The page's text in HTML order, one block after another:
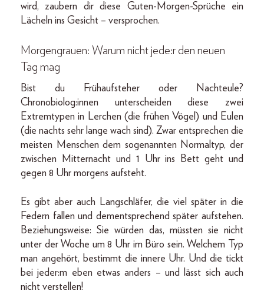
wird, zaubern dir diese Guten-Morgen-Sprüche ein
Lächeln ins Gesicht – versprochen.
Morgengrauen: Warum nicht jede:r den neuen
Tag mag
Bist du Frühaufsteher oder Nachteule?
Chronobiolog:innen unterscheiden diese zwei
Extremtypen in Lerchen (die frühen Vögel) und Eulen
(die nachts sehr lange wach sind). Zwar entsprechen die
meisten Menschen dem sogenannten Normaltyp, der
zwischen Mitternacht und 1 Uhr ins Bett geht und
gegen 8 Uhr morgens aufsteht.
Es gibt aber auch Langschläfer, die viel später in die
Federn fallen und dementsprechend später aufstehen.
Beziehungsweise: Sie würden das, müssten sie nicht
unter der Woche um 8 Uhr im Büro sein. Welchem Typ
man angehört, bestimmt die innere Uhr. Und die tickt
bei jeder:m eben etwas anders – und lässt sich auch
nicht verstellen!